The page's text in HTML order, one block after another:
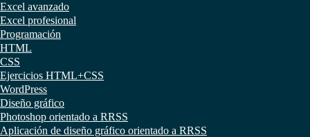
Excel avanzado
Excel profesional
Programación
HTML
CSS
Ejercicios HTML+CSS
WordPress
Diseño gráfico
Photoshop orientado a RRSS
Aplicación de diseño gráfico orientado a RRSS